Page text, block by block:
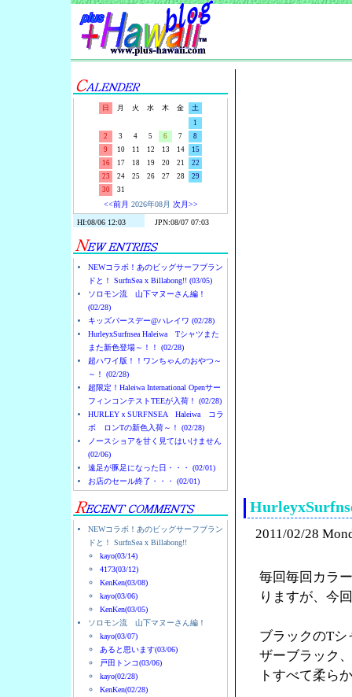
日 月 火 水 木 金
土
1
2
3 4 5 6 7
8
9
10 11 12 13 14
15
16
17 18 19 20 21
22
23
24 25 26 27 28
29
30
31
<<前月 2026年08月 次月>>
NEWコラボ！あのビッグサーフブラン
ドと！ SurfnSea x Billabong!! (03/05)
ソロモン流 山下マヌーさん編！
(02/28)
キッズバースデー@ハレイワ (02/28)
HurleyxSurfnsea Haleiwa Tシャツまた
また新色登場～！！ (02/28)
超ハワイ版！！ワンちゃんのおやつ～
～！ (02/28)
超限定！Haleiwa International Openサー
フィンコンテストTEEが入荷！ (02/28)
HURLEYｘSURFNSEA Haleiwa コラ
ボ ロンTの新色入荷～！ (02/28)
ノースショアを甘く見てはいけません
(02/06)
遠足が豚足になった日・・・ (02/01)
お店のセール終了・・・ (02/01)
NEWコラボ！あのビッグサーフブラン
ドと！ SurfnSea x Billabong!!
kayo(03/14)
4173(03/12)
KenKen(03/08)
kayo(03/06)
KenKen(03/05)
ソロモン流 山下マヌーさん編！
kayo(03/07)
あると思います(03/06)
戸田トンコ(03/06)
kayo(02/28)
KenKen(02/28)
2011/02/28
毎回毎回カラ
りますが、今
ブラックのT
ザーブラック
トすべて柔ら